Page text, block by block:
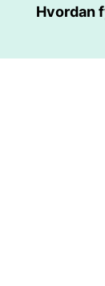
Hvordan